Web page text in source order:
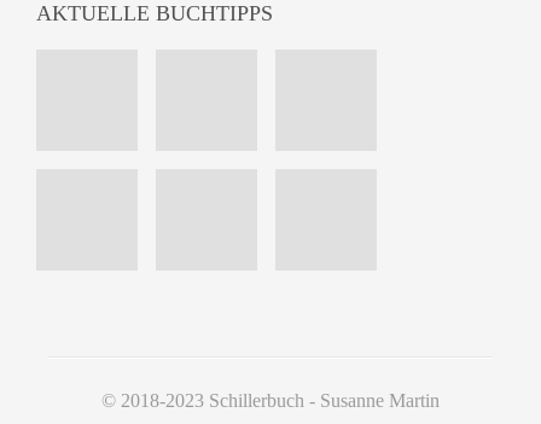
AKTUELLE BUCHTIPPS
© 2018-2023 Schillerbuch - Susanne Martin